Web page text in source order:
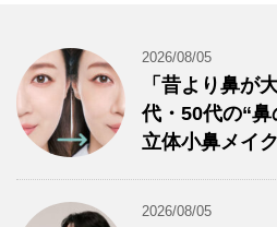
2026/08/05
「昔より鼻が
代・50代の“
立体小鼻メイク
2026/08/05